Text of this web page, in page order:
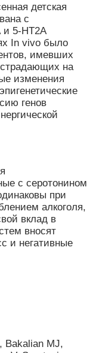
детская
с
и 5-HT2А
In vivo было
имевших
страдающих на
изменения
генов
с серотонином
при
алкоголя,
вклад в
вносят
и негативные
Bakalian MJ,